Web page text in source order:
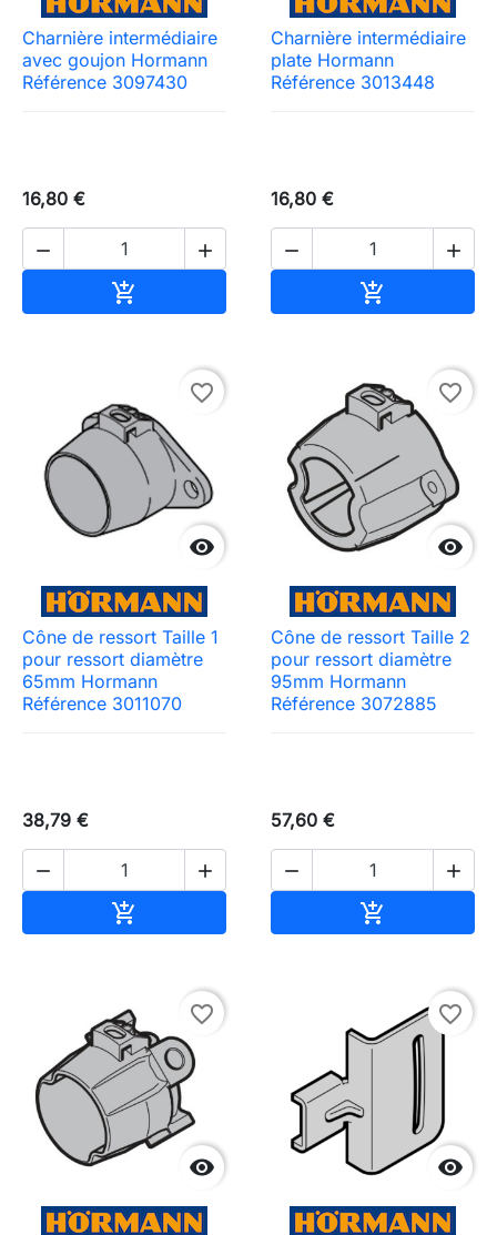
Charnière intermédiaire
avec goujon Hormann
Référence 3097430
16,80 €
 

Charnière intermédiaire
plate Hormann
Référence 3013448
16,80 €
 


favorite_border
Cône de ressort Taille 1
pour ressort diamètre
65mm Hormann
Référence 3011070
38,79 €
 


favorite_border
Cône de ressort Taille 2
pour ressort diamètre
95mm Hormann
Référence 3072885
57,60 €
 


favorite_border

favorite_border